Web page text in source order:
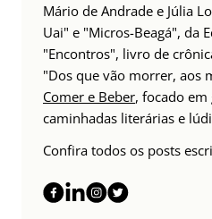
Mário de Andrade e Júlia
Uai" e "Micros-Beagá", da
"Encontros", livro de
"Dos que vão morrer, aos
Comer e Beber, focado
caminhadas literárias e
Confira todos os posts